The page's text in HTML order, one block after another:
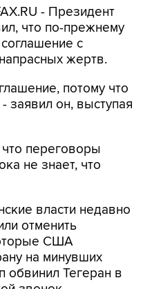
- Президент
что по-прежнему
с
жертв.
потому что
заявил он, выступая
переговоры
не знает, что
власти недавно
отменить
США
на минувших
обвинил Тегеран в